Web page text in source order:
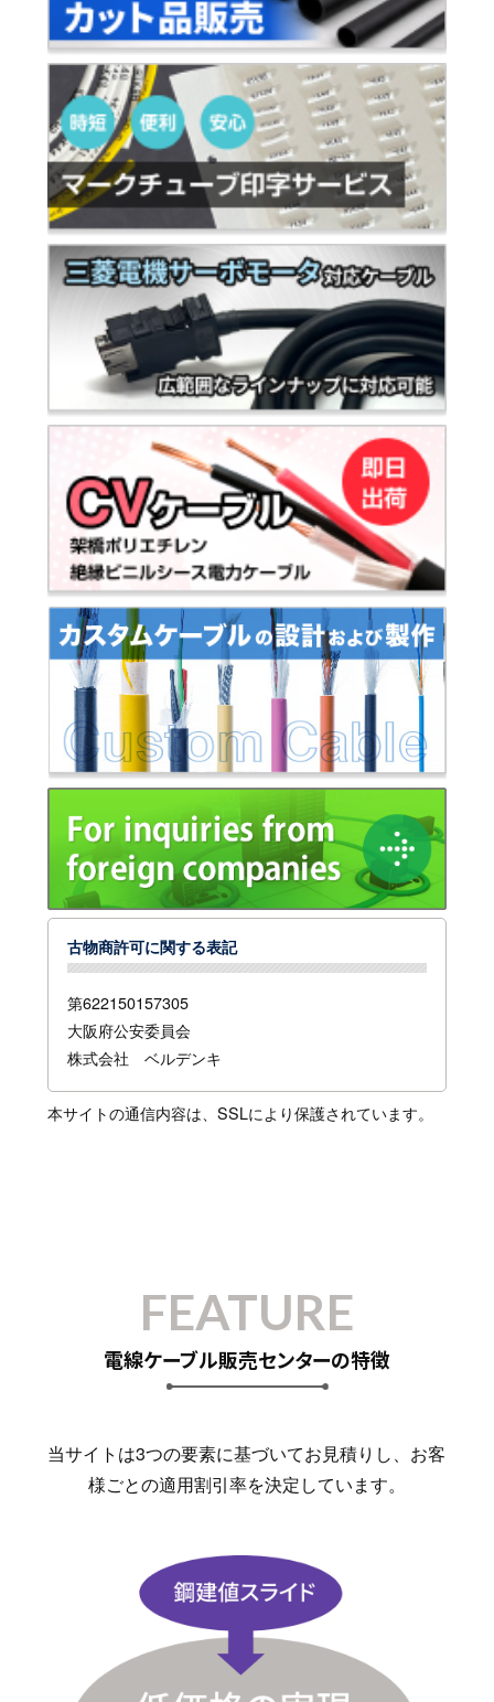
古物商許可に関する表記
第622150157305
大阪府公安委員会
株式会社 ベルデンキ
本サイトの通信内容は、SSLにより保護されています。
FEATURE
電線ケーブル販売センターの特徴
当サイトは3つの要素に基づいてお見積りし、お客
様ごとの適用割引率を決定しています。